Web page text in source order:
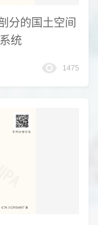
分的国土空间
统
1475